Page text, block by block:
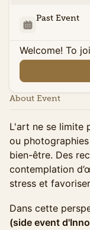
Past Event
Welcome! To
About Event
L'art ne se limite
ou
bien-être. Des
contemplation
stress et
Dans cette
(side event